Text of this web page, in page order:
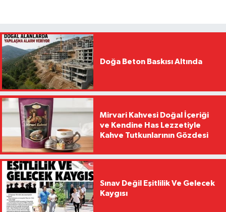
Doğa Beton Baskısı Altında
Mirvari Kahvesi Doğal İçeriği
ve Kendine Has Lezzetiyle
Kahve Tutkunlarının Gözdesi
Sınav Değil Eşitlilik Ve Gelecek
Kaygısı